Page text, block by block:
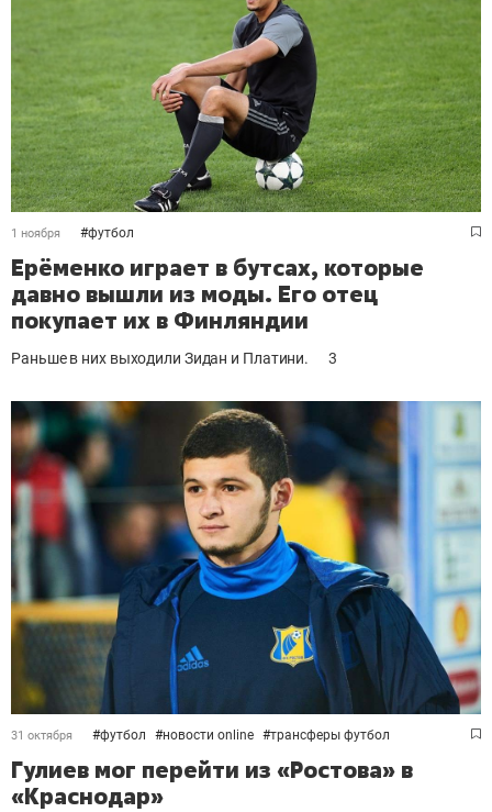
1 ноября #футбол
Ерёменко играет в бутсах, которые
давно вышли из моды. Его отец
покупает их в Финляндии
Раньше в них выходили Зидан и Платини. 3
31 октября #футбол #новости online #трансферы футбол
Гулиев мог перейти из «Ростова» в
«Краснодар»